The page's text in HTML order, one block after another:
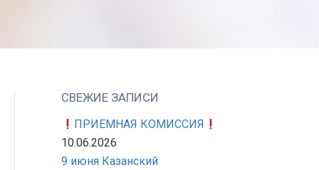
СВЕЖИЕ ЗАПИСИ
ПРИЕМНАЯ КОМИССИЯ
10.06.2026
9 июня Казанский